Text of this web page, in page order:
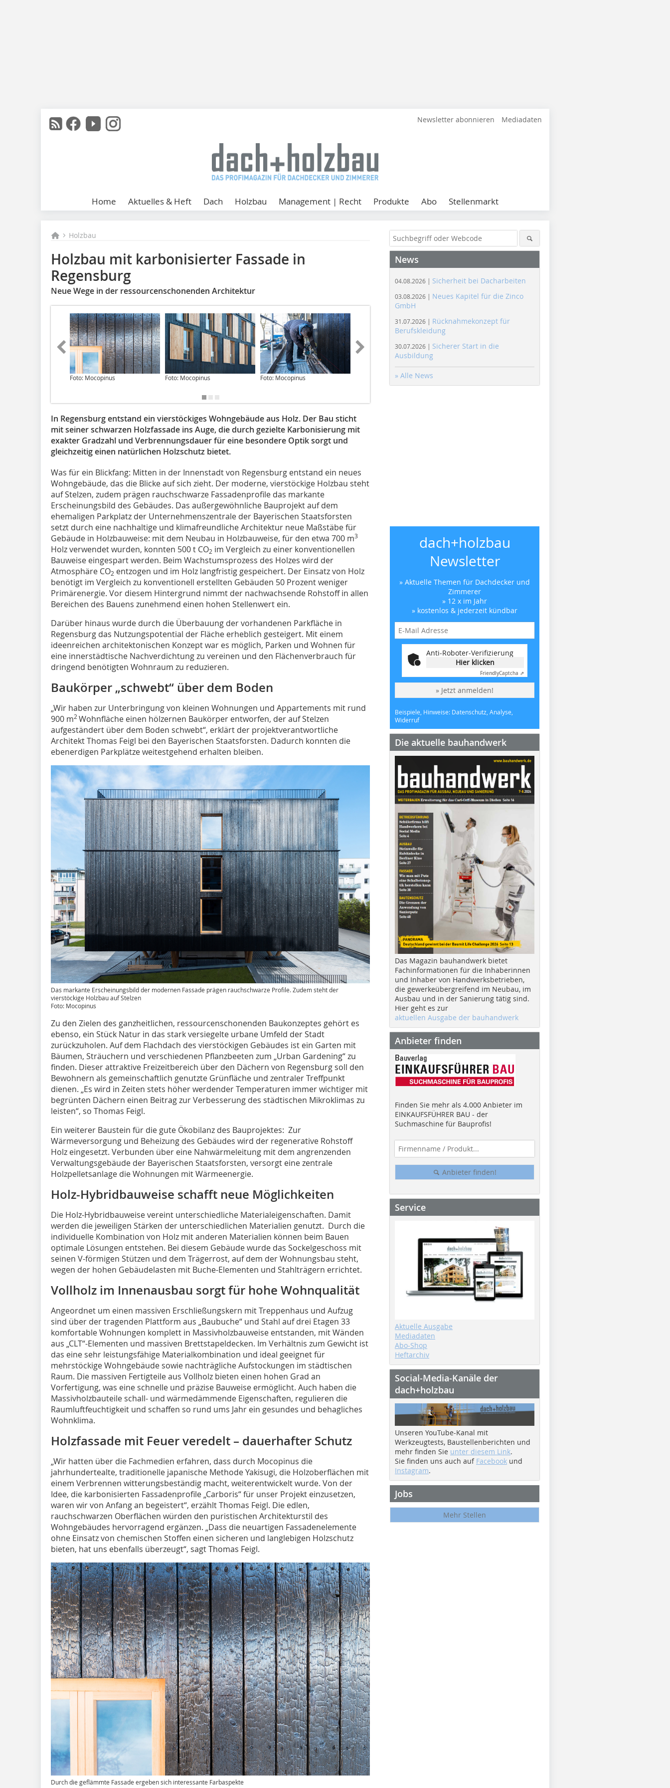
Newsletter abonnieren Mediadaten
Home Aktuelles & Heft Dach Holzbau Management | Recht Produkte Abo Stellenmarkt
Holzbau
Holzbau mit karbonisierter Fassade in
Regensburg
Neue Wege in der ressourcenschonenden Architektur
Foto: Mocopinus Foto: Mocopinus Foto: Mocopinus Foto: Mocopinus
Bayerische Staatsforsten
In Regensburg entstand ein vierstöckiges Wohngebäude aus Holz. Der Bau sticht
mit seiner schwarzen Holzfassade ins Auge, die durch gezielte Karbonisierung mit
exakter Gradzahl und Verbrennungsdauer für eine besondere Optik sorgt und
gleichzeitig einen natürlichen Holzschutz bietet.
Was für ein Blickfang: Mitten in der Innenstadt von Regensburg entstand ein neues
Wohngebäude, das die Blicke auf sich zieht. Der moderne, vierstöckige Holzbau steht
auf Stelzen, zudem prägen rauchschwarze Fassadenprofile das markante
Erscheinungsbild des Gebäudes. Das außergewöhnliche Bauprojekt auf dem
ehemaligen Parkplatz der Unternehmenszentrale der Bayerischen Staatsforsten
setzt durch eine nachhaltige und klimafreundliche Architektur neue Maßstäbe für
Gebäude in Holzbauweise: mit dem Neubau in Holzbauweise, für den etwa 700 m3
Holz verwendet wurden, konnten 500 t CO2 im Vergleich zu einer konventionellen
Bauweise eingespart werden. Beim Wachstumsprozess des Holzes wird der
Atmosphäre CO2 entzogen und im Holz langfristig gespeichert. Der Einsatz von Holz
benötigt im Vergleich zu konventionell erstellten Gebäuden 50 Prozent weniger
Primärenergie. Vor diesem Hintergrund nimmt der nachwachsende Rohstoff in allen
Bereichen des Bauens zunehmend einen hohen Stellenwert ein.
Darüber hinaus wurde durch die Überbauung der vorhandenen Parkfläche in
Regensburg das Nutzungspotential der Fläche erheblich gesteigert. Mit einem
ideenreichen architektonischen Konzept war es möglich, Parken und Wohnen für
eine innerstädtische Nachverdichtung zu vereinen und den Flächenverbrauch für
dringend benötigten Wohnraum zu reduzieren.
Baukörper „schwebt“ über dem Boden
„Wir haben zur Unterbringung von kleinen Wohnungen und Appartements mit rund
900 m2 Wohnfläche einen hölzernen Baukörper entworfen, der auf Stelzen
aufgeständert über dem Boden schwebt“, erklärt der projektverantwortliche
Architekt Thomas Feigl bei den Bayerischen Staatsforsten. Dadurch konnten die
ebenerdigen Parkplätze weitestgehend erhalten bleiben.
Das markante Erscheinungsbild der modernen Fassade prägen rauchschwarze Profile. Zudem steht der
vierstöckige Holzbau auf Stelzen
Foto: Mocopinus
Zu den Zielen des ganzheitlichen, ressourcenschonenden Baukonzeptes gehört es
ebenso, ein Stück Natur in das stark versiegelte urbane Umfeld der Stadt
zurückzuholen. Auf dem Flachdach des vierstöckigen Gebäudes ist ein Garten mit
Bäumen, Sträuchern und verschiedenen Pflanzbeeten zum „Urban Gardening“ zu
finden. Dieser attraktive Freizeitbereich über den Dächern von Regensburg soll den
Bewohnern als gemeinschaftlich genutzte Grünfläche und zentraler Treffpunkt
dienen. „Es wird in Zeiten stets höher werdender Temperaturen immer wichtiger mit
begrünten Dächern einen Beitrag zur Verbesserung des städtischen Mikroklimas zu
leisten“, so Thomas Feigl.
Ein weiterer Baustein für die gute Ökobilanz des Bauprojektes: Zur
Wärmeversorgung und Beheizung des Gebäudes wird der regenerative Rohstoff
Holz eingesetzt. Verbunden über eine Nahwärmeleitung mit dem angrenzenden
Verwaltungsgebäude der Bayerischen Staatsforsten, versorgt eine zentrale
Holzpelletsanlage die Wohnungen mit Wärmeenergie.
Holz-Hybridbauweise schafft neue Möglichkeiten
Die Holz-Hybridbauweise vereint unterschiedliche Materialeigenschaften. Damit
werden die jeweiligen Stärken der unterschiedlichen Materialien genutzt. Durch die
individuelle Kombination von Holz mit anderen Materialien können beim Bauen
optimale Lösungen entstehen. Bei diesem Gebäude wurde das Sockelgeschoss mit
seinen V-förmigen Stützen und dem Trägerrost, auf dem der Wohnungsbau steht,
wegen der hohen Gebäudelasten mit Buche-Elementen und Stahlträgern errichtet.
Vollholz im Innenausbau sorgt für hohe Wohnqualität
Angeordnet um einen massiven Erschließungskern mit Treppenhaus und Aufzug
sind über der tragenden Plattform aus „Baubuche“ und Stahl auf drei Etagen 33
komfortable Wohnungen komplett in Massivholzbauweise entstanden, mit Wänden
aus „CLT“-Elementen und massiven Brettstapeldecken. Im ­Verhältnis zum Gewicht ist
das eine sehr leistungsfähige Materialkombination und ideal geeignet für
mehrstöckige Wohngebäude sowie nachträgliche Aufstockungen im städtischen
Raum. Die massiven Fertigteile aus Vollholz bieten einen hohen Grad an
Vorfertigung, was eine schnelle und präzise Bauweise ermöglicht. Auch haben die
Massivholzbauteile schall- und wärmedämmende Eigenschaften, regulieren die
Raumluftfeuchtigkeit und schaffen so rund ums Jahr ein gesundes und behagliches
Wohnklima.
Holzfassade mit Feuer veredelt – dauerhafter Schutz
„Wir hatten über die Fachmedien erfahren, dass durch Mocopinus die
jahrhundertealte, traditionelle japanische Methode Yakisugi, die Holzoberflächen mit
einem Verbrennen witterungsbeständig macht, weiterentwickelt wurde. Von der
Idee, die karbonisierten Fassadenprofile „Carboris“ für unser Projekt einzusetzen,
waren wir von Anfang an begeistert“, erzählt Thomas Feigl. Die edlen,
rauchschwarzen Oberflächen würden den puristischen Architekturstil des
Wohngebäudes hervorragend ergänzen. „Dass die neuartigen Fassadenelemente
ohne Einsatz von chemischen Stoffen einen sicheren und langlebigen Holzschutz
bieten, hat uns ebenfalls überzeugt“, sagt Thomas Feigl.
Durch die geflämmte Fassade ergeben sich interessante Farbaspekte
News
04.08.2026 | Sicherheit bei Dacharbeiten
03.08.2026 | Neues Kapitel für die Zinco
GmbH
31.07.2026 | Rücknahmekonzept für
Berufskleidung
30.07.2026 | Sicherer Start in die
Ausbildung
» Alle News
dach+holzbau
Newsletter
» Aktuelle Themen für Dachdecker und
Zimmerer
» 12 x im Jahr
» kostenlos & jederzeit kündbar
Anti-Roboter-Verifizierung
Hier klicken
FriendlyCaptcha ⇗
» Jetzt anmelden!
Beispiele, Hinweise: Datenschutz, Analyse,
Widerruf
Die aktuelle bauhandwerk
Das Magazin bauhandwerk bietet
Fachinformationen für die Inhaberinnen
und Inhaber von Handwerksbetrieben,
die gewerkeübergreifend im Neubau, im
Ausbau und in der Sanierung tätig sind.
Hier geht es zur
aktuellen Ausgabe der bauhandwerk
Anbieter finden
Finden Sie mehr als 4.000 Anbieter im
EINKAUFSFÜHRER BAU - der
Suchmaschine für Bauprofis!
Anbieter finden!
Service
Aktuelle Ausgabe
Mediadaten
Abo-Shop
Heftarchiv
Social-Media-Kanäle der
dach+holzbau
Unseren YouTube-Kanal mit
Werkzeugtests, Baustellenberichten und
mehr finden Sie unter diesem Link.
Sie finden uns auch auf Facebook und
Instagram.
Jobs
Mehr Stellen